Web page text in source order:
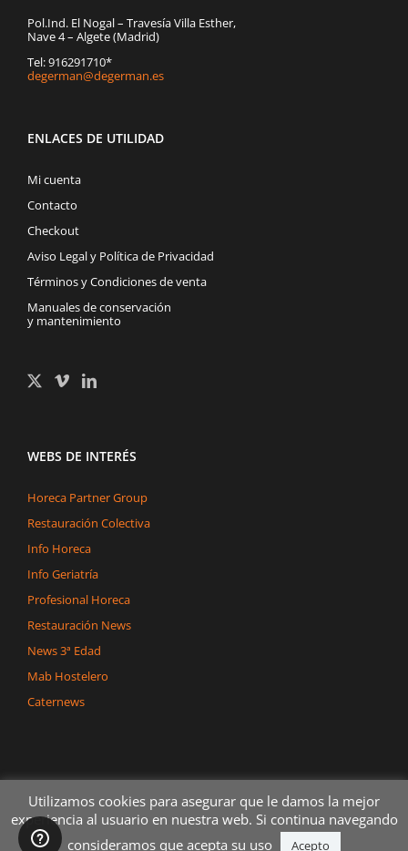
Pol.Ind. El Nogal – Travesía Villa Esther,
Nave 4 – Algete (Madrid)
Tel: 916291710*
degerman@degerman.es
ENLACES DE UTILIDAD
Mi cuenta
Contacto
Checkout
Aviso Legal y Política de Privacidad
Términos y Condiciones de venta
Manuales de conservación
y mantenimiento
WEBS DE INTERÉS
Horeca Partner Group
Restauración Colectiva
Info Horeca
Info Geriatría
Profesional Horeca
Restauración News
News 3ª Edad
Mab Hostelero
Caternews
Copyright 2020 Dégerman Todos los derechos reservados
Utilizamos cookies para asegurar que le damos la mejor
experiencia al usuario en nuestra web. Si continua navegando
consideramos que acepta su uso
Acepto